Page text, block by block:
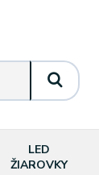
LED
ŽIAROVKY